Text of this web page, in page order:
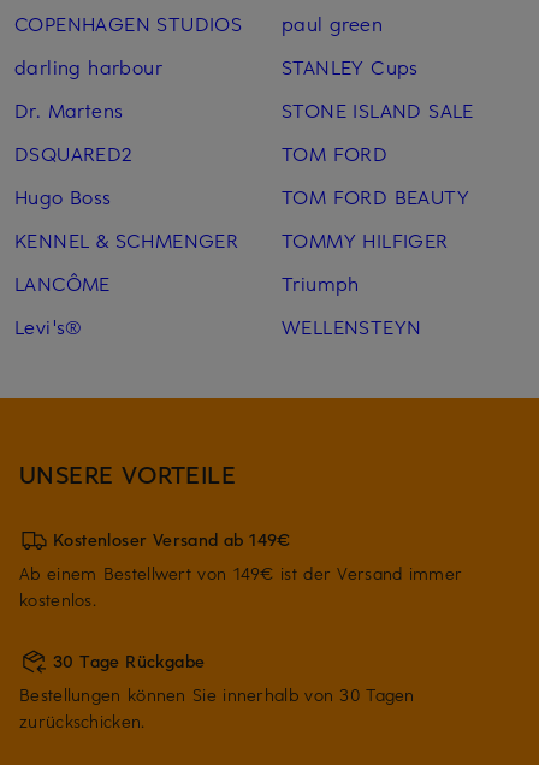
COPENHAGEN STUDIOS
darling harbour
Dr. Martens
DSQUARED2
Hugo Boss
KENNEL & SCHMENGER
LANCÔME
Levi's®
paul green
STANLEY Cups
STONE ISLAND SALE
TOM FORD
TOM FORD BEAUTY
TOMMY HILFIGER
Triumph
WELLENSTEYN
UNSERE VORTEILE
Kostenloser Versand ab 149€
Ab einem Bestellwert von 149€ ist der Versand immer
kostenlos.
30 Tage Rückgabe
Bestellungen können Sie innerhalb von 30 Tagen
zurückschicken.